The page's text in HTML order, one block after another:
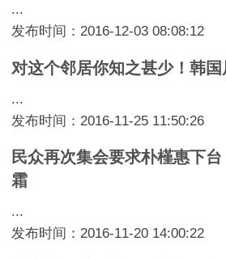
...
发布时间：2016-12-03 08:08:12
对这个邻居你知之甚少！韩
...
发布时间：2016-11-25 11:50:26
民众再次集会要求朴槿惠下
霜
...
发布时间：2016-11-20 14:00:22